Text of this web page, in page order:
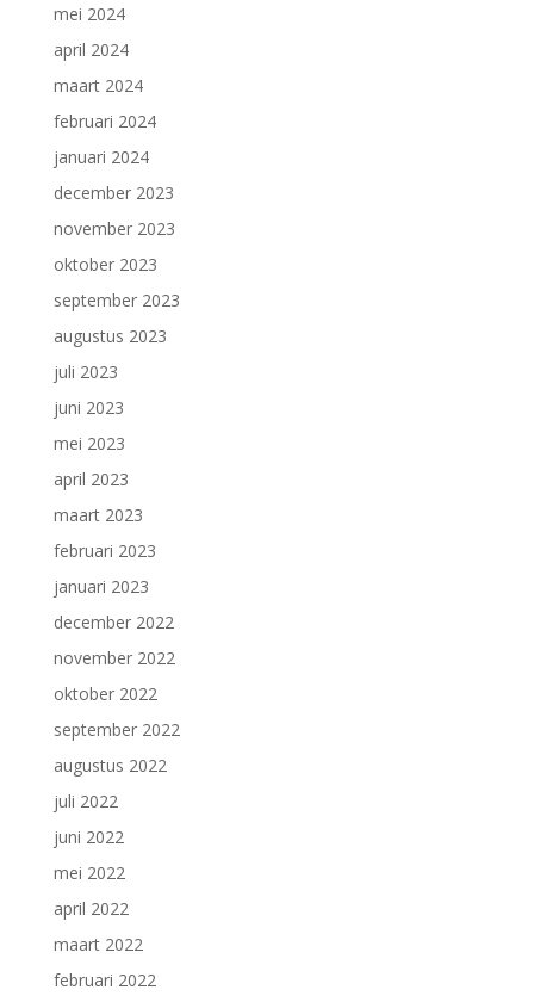
mei 2024
april 2024
maart 2024
februari 2024
januari 2024
december 2023
november 2023
oktober 2023
september 2023
augustus 2023
juli 2023
juni 2023
mei 2023
april 2023
maart 2023
februari 2023
januari 2023
december 2022
november 2022
oktober 2022
september 2022
augustus 2022
juli 2022
juni 2022
mei 2022
april 2022
maart 2022
februari 2022